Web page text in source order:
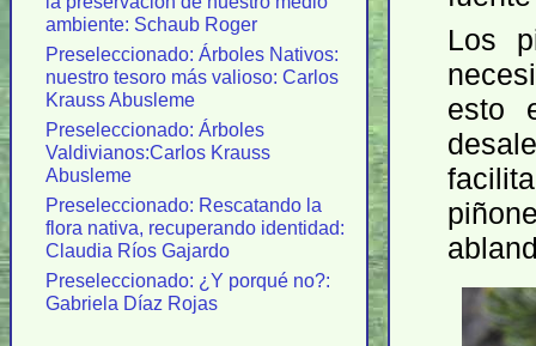
ambiente: Schaub Roger
Preseleccionado: Árboles Nativos:
nuestro tesoro más valioso: Carlos
Krauss Abusleme
Preseleccionado: Árboles
Valdivianos:Carlos Krauss
Abusleme
Preseleccionado: Rescatando la
flora nativa, recuperando identidad:
Claudia Ríos Gajardo
Preseleccionado: ¿Y porqué no?:
Gabriela Díaz Rojas
Los
esto